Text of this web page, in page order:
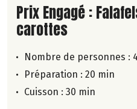
Lire la suite de la
Prix Engagé :
carottes
Nombre de personnes :
Préparation : 20 min
Cuisson : 30 min